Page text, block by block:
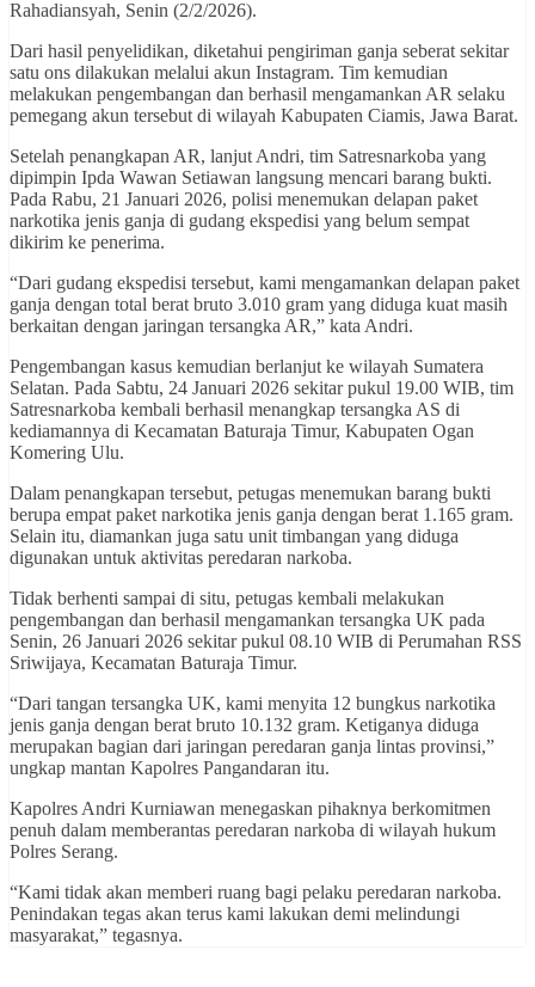
Rahadiansyah, Senin (2/2/2026).
Dari hasil penyelidikan, diketahui pengiriman ganja seberat sekitar
satu ons dilakukan melalui akun Instagram. Tim kemudian
melakukan pengembangan dan berhasil mengamankan AR selaku
pemegang akun tersebut di wilayah Kabupaten Ciamis, Jawa Barat.
Setelah penangkapan AR, lanjut Andri, tim Satresnarkoba yang
dipimpin Ipda Wawan Setiawan langsung mencari barang bukti.
Pada Rabu, 21 Januari 2026, polisi menemukan delapan paket
narkotika jenis ganja di gudang ekspedisi yang belum sempat
dikirim ke penerima.
“Dari gudang ekspedisi tersebut, kami mengamankan delapan paket
ganja dengan total berat bruto 3.010 gram yang diduga kuat masih
berkaitan dengan jaringan tersangka AR,” kata Andri.
Pengembangan kasus kemudian berlanjut ke wilayah Sumatera
Selatan. Pada Sabtu, 24 Januari 2026 sekitar pukul 19.00 WIB, tim
Satresnarkoba kembali berhasil menangkap tersangka AS di
kediamannya di Kecamatan Baturaja Timur, Kabupaten Ogan
Komering Ulu.
Dalam penangkapan tersebut, petugas menemukan barang bukti
berupa empat paket narkotika jenis ganja dengan berat 1.165 gram.
Selain itu, diamankan juga satu unit timbangan yang diduga
digunakan untuk aktivitas peredaran narkoba.
Tidak berhenti sampai di situ, petugas kembali melakukan
pengembangan dan berhasil mengamankan tersangka UK pada
Senin, 26 Januari 2026 sekitar pukul 08.10 WIB di Perumahan RSS
Sriwijaya, Kecamatan Baturaja Timur.
“Dari tangan tersangka UK, kami menyita 12 bungkus narkotika
jenis ganja dengan berat bruto 10.132 gram. Ketiganya diduga
merupakan bagian dari jaringan peredaran ganja lintas provinsi,”
ungkap mantan Kapolres Pangandaran itu.
Kapolres Andri Kurniawan menegaskan pihaknya berkomitmen
penuh dalam memberantas peredaran narkoba di wilayah hukum
Polres Serang.
“Kami tidak akan memberi ruang bagi pelaku peredaran narkoba.
Penindakan tegas akan terus kami lakukan demi melindungi
masyarakat,” tegasnya.